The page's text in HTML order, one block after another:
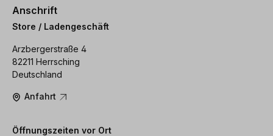
Anschrift
Store / Ladengeschäft
Arzbergerstraße 4
82211 Herrsching
Deutschland
Anfahrt
Öffnungszeiten vor Ort